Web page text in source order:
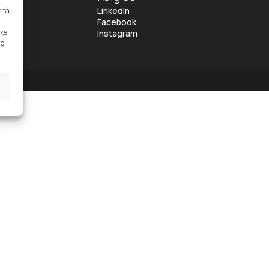
få
LinkedIn
Facebook
Instagram